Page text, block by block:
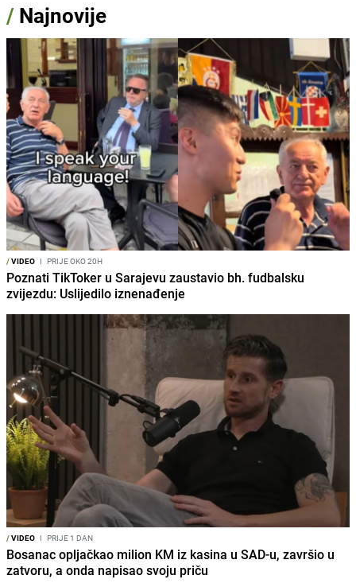
/ Najnovije
/VIDEO I PRIJE OKO 20H
Poznati TikToker u Sarajevu zaustavio bh. fudbalsku
zvijezdu: Uslijedilo iznenađenje
/VIDEO I PRIJE 1 DAN
Bosanac opljačkao milion KM iz kasina u SAD-u, završio u
zatvoru, a onda napisao svoju priču